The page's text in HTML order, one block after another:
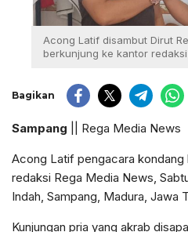
Acong Latif disambut Dirut
berkunjung ke kantor
Bagikan
Sampang || Rega Media News
Acong Latif pengacara kondang
redaksi Rega Media News,
Indah, Sampang, Madura, Jawa
Kunjungan pria yang akrab